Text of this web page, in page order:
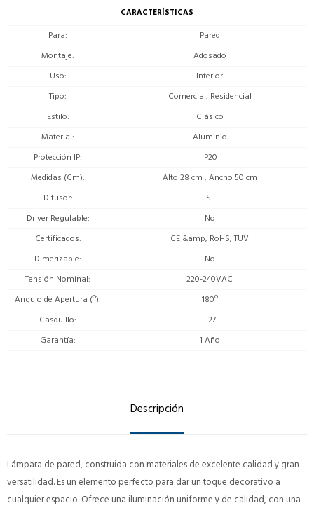
CARACTERÍSTICAS
Para
Pared
Montaje
Adosado
Uso
Interior
Tipo
Comercial, Residencial
Estilo
Clásico
Material
Aluminio
Protección IP
IP20
Medidas (Cm)
Alto 28 cm , Ancho 50 cm
Difusor
Si
Driver Regulable
No
Certificados
CE &amp; RoHS, TUV
Dimerizable
No
Tensión Nominal
220-240VAC
Angulo de Apertura (º)
180º
Casquillo
E27
Garantía
1 Año
Descripción
Lámpara de pared, construida con materiales de excelente calidad y gran
versatilidad. Es un elemento perfecto para dar un toque decorativo a
cualquier espacio. Ofrece una iluminación uniforme y de calidad, con una